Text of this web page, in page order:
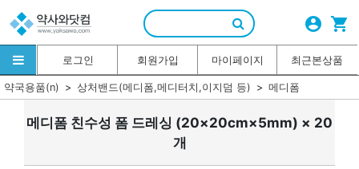
account_circle shopping_cart
로그인 회원가입 마이페이지 최근본상품
약국용품(n) 상처밴드(메디폼,메디터치,이지덤 등) 메디폼
메디폼 친수성 폼 드레싱 (20×20cm×5mm) × 20
개